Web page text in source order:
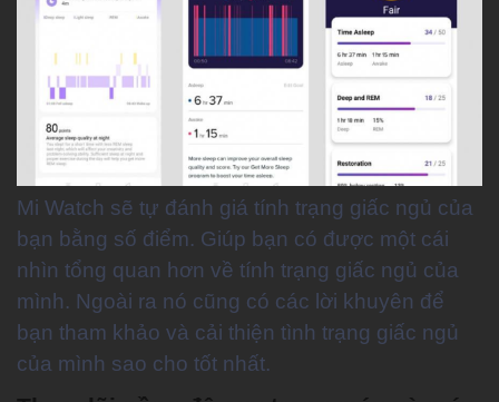
Mi Watch sẽ tự đánh giá tính trạng giấc ngủ của
bạn bằng số điểm. Giúp bạn có được một cái
nhìn tổng quan hơn về tính trạng giấc ngủ của
mình. Ngoài ra nó cũng có các lời khuyên để
bạn tham khảo và cải thiện tình trạng giấc ngủ
của mình sao cho tốt nhất.